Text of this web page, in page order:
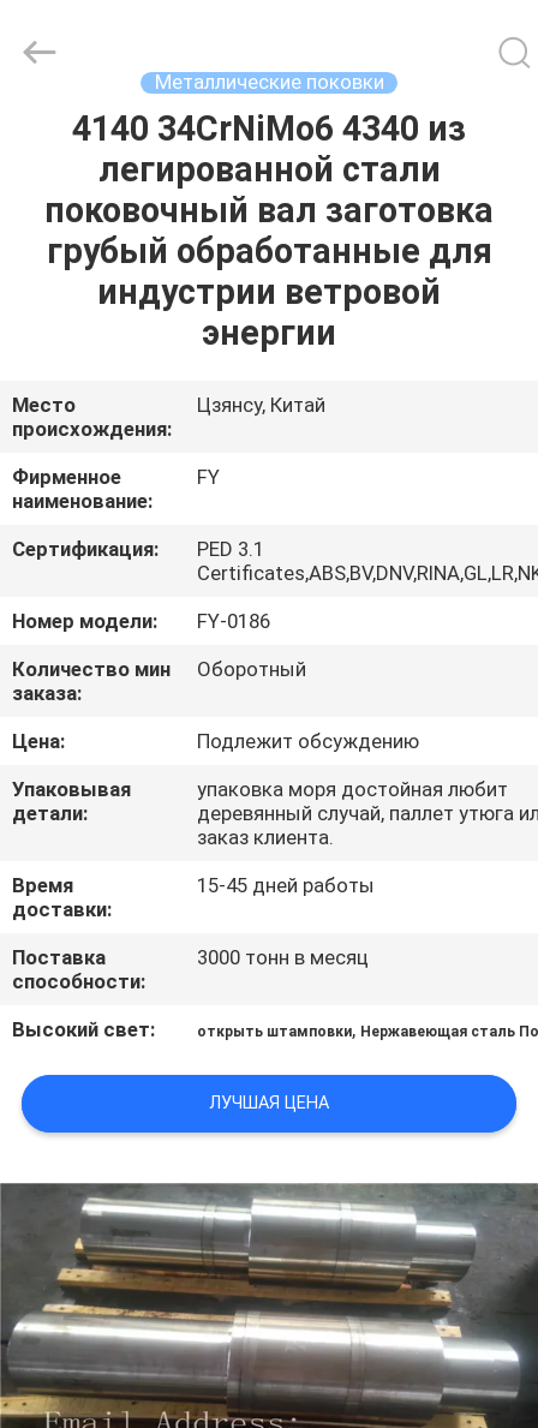
ДОМ
ПРОДУКТЫ
РОЛИКИ
НАС
ПУТЕШЕСТВИЕ
ФАБРИКИ
КАЧЕСТВА
СВЯЖИТЕСЬ
МЫ
НОВОСТИ
СПРОСИТЕ
ЦИТАТУ
КАРТА
PRIVACY
POLICY
Flange
Металлические поковки
4140 34CrNiMo6 4340 из
легированной стали
поковочный вал заготовка
грубый обработанные для
индустрии ветровой
энергии
Место
происхождения:
Цзянсу, Китай
Фирменное
наименование:
FY
Сертификация:
PED 3.1
Номер модели:
FY-0186
Количество мин
заказа:
Оборотный
Цена:
Подлежит обсуждению
Упаковывая
детали:
упаковка моря достойная любит
деревянный случай, паллет утюга
заказ клиента.
Время
доставки:
15-45 дней работы
Поставка
способности:
3000 тонн в месяц
Высокий свет: открыть штамповки, Нержавеющая сталь
ЛУЧШАЯ ЦЕНА